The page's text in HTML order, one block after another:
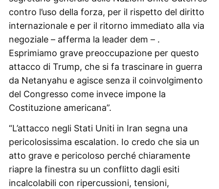
contro l’uso della forza, per il rispetto del diritto
internazionale e per il ritorno immediato alla via
negoziale – afferma la leader dem – .
Esprimiamo grave preoccupazione per questo
attacco di Trump, che si fa trascinare in guerra
da Netanyahu e agisce senza il coinvolgimento
del Congresso come invece impone la
Costituzione americana”.
“L’attacco negli Stati Uniti in Iran segna una
pericolosissima escalation. Io credo che sia un
atto grave e pericoloso perché chiaramente
riapre la finestra su un conflitto dagli esiti
incalcolabili con ripercussioni, tensioni,